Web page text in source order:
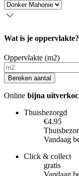
Wat is je oppervlakte?
Oppervlakte (m2)
Bereken aantal
Online bijna
Thuisbezorgd
€4.95
Vandaag
Click & collect
gratis